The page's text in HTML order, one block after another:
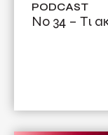
PODCAST
Νο 34 – Τι